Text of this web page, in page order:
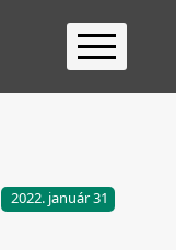
Kezdőlap
Ügyintézés
2022. január 31